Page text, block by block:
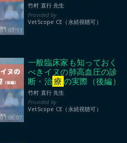
01:07:13
竹村 直行 先生
VetScope CE（永続視聴可）
01:06:07
一般臨床家も知っておく
べきイヌの肺高血圧の診
断・治療 の実際（後編）
竹村 直行 先生
VetScope CE（永続視聴可）